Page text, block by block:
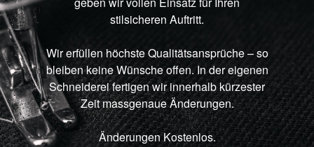
stilsicheren Auftritt.
Wir erfüllen höchste Qualitätsansprüche – so
bleiben keine Wünsche offen. In der eigenen
Schneiderei fertigen wir innerhalb kürzester
Zeit massgenaue Änderungen.
Änderungen Kostenlos.